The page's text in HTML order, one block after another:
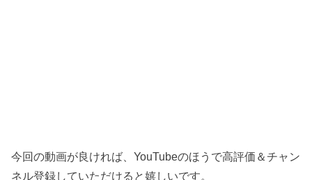
今回の動画が良ければ、YouTubeのほうで高評価＆チャン
ネル登録していただけると嬉しいです。